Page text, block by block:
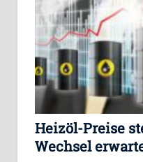
Heizöl-Preise
Wechsel